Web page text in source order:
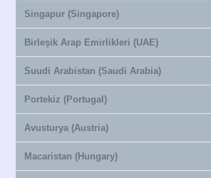
Singapur (Singapore)
Birleşik Arap Emirlikleri (UAE)
Suudi Arabistan (Saudi Arabia)
Portekiz (Portugal)
Avusturya (Austria)
Macaristan (Hungary)